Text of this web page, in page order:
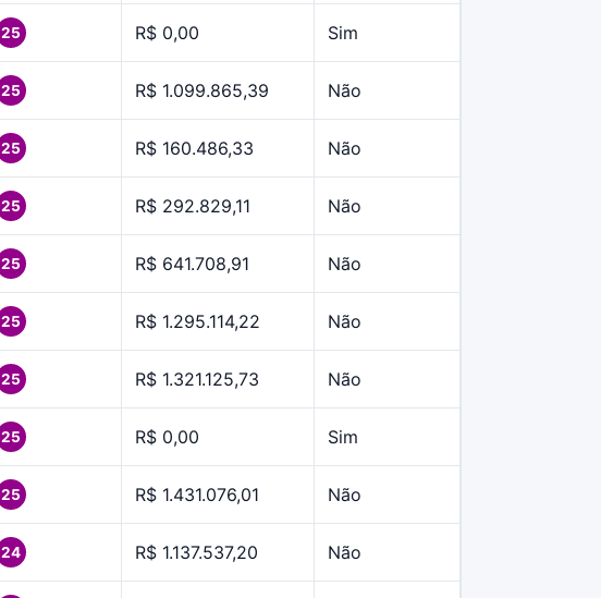
25 R$ 0,00 Sim
25 R$ 1.099.865,39 Não
25 R$ 160.486,33 Não
25 R$ 292.829,11 Não
25 R$ 641.708,91 Não
25 R$ 1.295.114,22 Não
25 R$ 1.321.125,73 Não
25 R$ 0,00 Sim
25 R$ 1.431.076,01 Não
24 R$ 1.137.537,20 Não